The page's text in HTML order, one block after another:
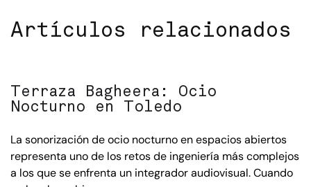
Artículos relacionados
Terraza Bagheera: Ocio
Nocturno en Toledo
La sonorización de ocio nocturno en espacios abiertos
representa uno de los retos de ingeniería más complejos
a los que se enfrenta un integrador audiovisual. Cuando